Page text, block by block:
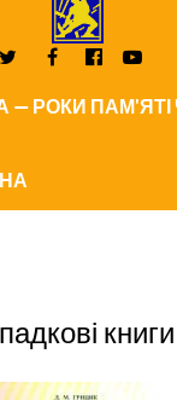
— РОКИ ПАМ'ЯТІ
книги